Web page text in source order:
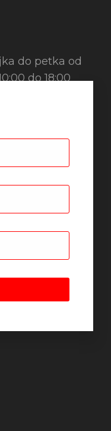
do petka od
do 18:00